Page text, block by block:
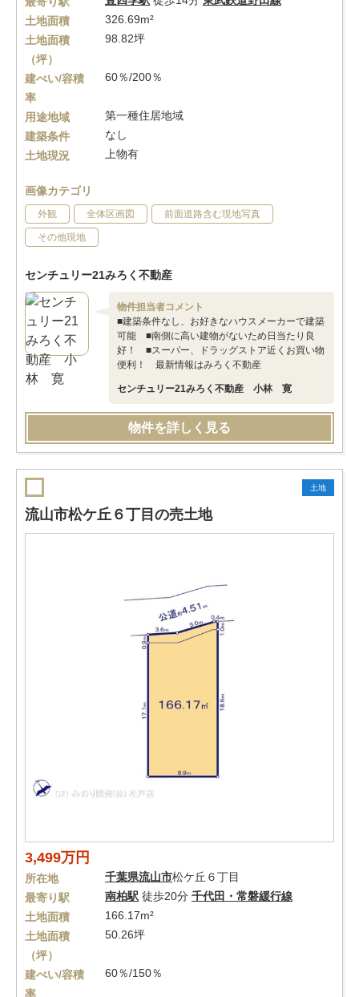
土地面積
326.69m²
土地面積
（坪）
98.82坪
建ぺい/容積
率
60％/200％
用途地域
第一種住居地域
建築条件
なし
土地現況
上物有
画像カテゴリ
外観 全体区画図 前面道路含む現地写真
その他現地
センチュリー21みろく不動産
物件担当者コメント
■建築条件なし、お好きなハウスメーカーで建築
可能 ■南側に高い建物がないため日当たり良
好！ ■スーパー、ドラッグストア近くお買い物
便利！ 最新情報はみろく不動産
センチュリー21みろく不動産 小林 寛
物件を詳しく見る
土地
流山市松ケ丘６丁目の売土地
3,499万円
所在地 千葉県流山市松ケ丘６丁目
最寄り駅
南柏駅 徒歩20分 千代田・常磐緩行線
土地面積
166.17m²
土地面積
（坪）
50.26坪
建ぺい/容積
率
60％/150％